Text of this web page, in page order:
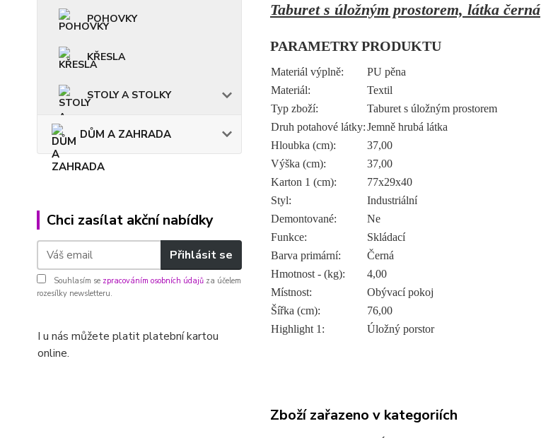
POHOVKY
KŘESLA
STOLY A STOLKY
DŮM A ZAHRADA
Chci zasílat akční nabídky
Přihlásit se
Souhlasím se zpracováním osobních údajů za účelem
rozesílky newsletteru.
I u nás můžete platit platební kartou
online.
Taburet s úložným prostorem, látka černá
PARAMETRY PRODUKTU
Materiál výplně:
PU pěna
Materiál:
Textil
Typ zboží:
Taburet s úložným prostorem
Druh potahové látky:Jemně hrubá látka
Hloubka (cm):
37,00
Výška (cm):
37,00
Karton 1 (cm):
77x29x40
Styl:
Industriální
Demontované:
Ne
Funkce:
Skládací
Barva primární:
Černá
Hmotnost - (kg):
4,00
Místnost:
Obývací pokoj
Šířka (cm):
76,00
Highlight 1:
Úložný porstor
Zboží zařazeno v kategoriích